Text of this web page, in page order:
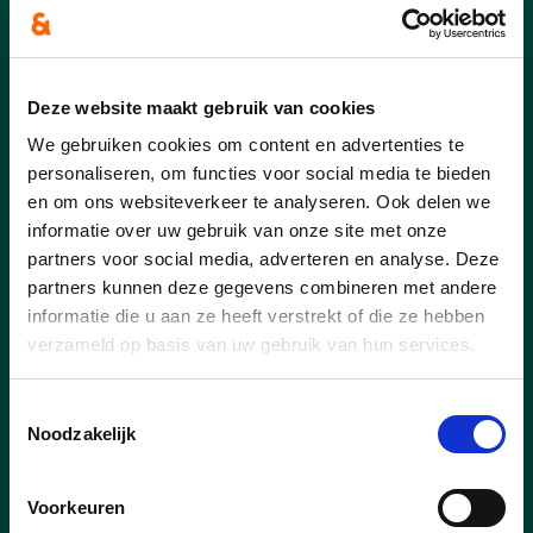
Deze website maakt gebruik van cookies
We gebruiken cookies om content en advertenties te
personaliseren, om functies voor social media te bieden
en om ons websiteverkeer te analyseren. Ook delen we
informatie over uw gebruik van onze site met onze
partners voor social media, adverteren en analyse. Deze
partners kunnen deze gegevens combineren met andere
informatie die u aan ze heeft verstrekt of die ze hebben
verzameld op basis van uw gebruik van hun services.
Noodzakelijk
Voorkeuren
3680_REALISATIE2025_2030
3680_REALISATIEDUURZAAM
01/08/26